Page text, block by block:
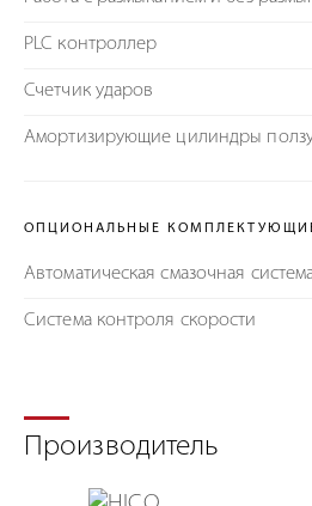
PLC контроллер
Счетчик ударов
Амортизирующие цилиндры
ОПЦИОНАЛЬНЫЕ
Автоматическая смазочная
Система контроля скорости
Производитель